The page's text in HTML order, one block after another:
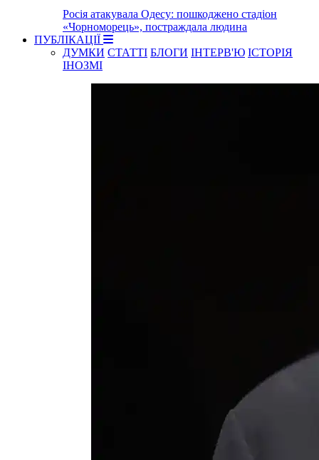
Росія атакувала Одесу: пошкоджено стадіон
«Чорноморець», постраждала людина
ПУБЛІКАЦІЇ
ДУМКИ СТАТТІ БЛОГИ ІНТЕРВ'Ю ІСТОРІЯ
ІНОЗМІ